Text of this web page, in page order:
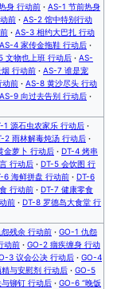
身 行动前 · AS-1 节前热身
前 · AS-2 馆中特别行动
· AS-3 相约大巴扎 行动
AS-4 家传金拖鞋 行动后 ·
文物也上班 行动后 · AS-
行动前 · AS-7 谁是宠
动前 · AS-8 黄沙尽头 行动
AS-9 向过去告别 行动后 ·
1 源石虫农家乐 行动后 ·
2 雨林解毒炖汤 行动后 ·
金萝卜 行动后 · DT-4 烤串
行动后 · DT-5 会饮图 行
6 海鲜拼盘 行动前 · DT-6
行动前 · DT-7 健康零食
前 · DT-8 罗德岛大食堂 行
残余 行动前 · GO-1 仇怨
动前 · GO-2 痼疾缠身 行动
3 议会公决 行动后 · GO-4
与安慰剂 行动后 · GO-5
铆钉 行动后 · GO-6 “晚饭